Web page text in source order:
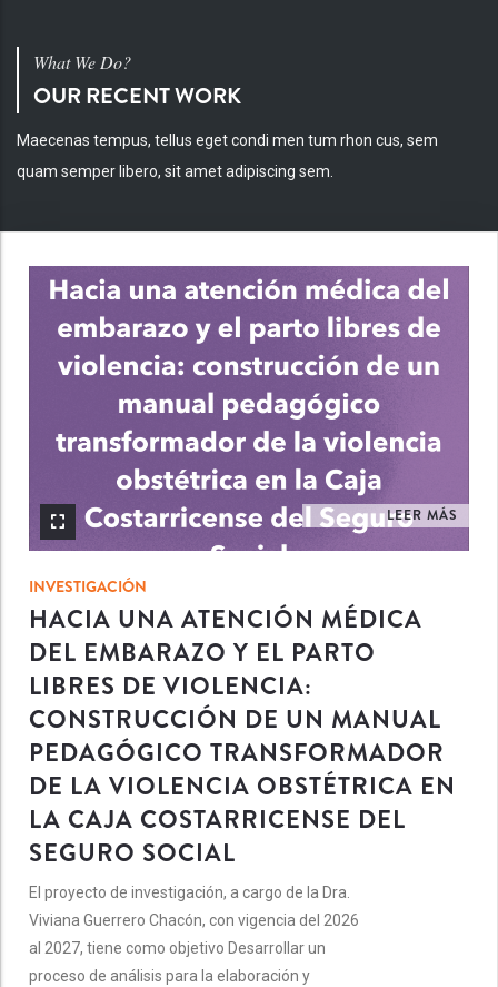
What We Do?
OUR RECENT WORK
Maecenas tempus, tellus eget condi men tum rhon cus, sem
quam semper libero, sit amet adipiscing sem.
LEER MÁS
INVESTIGACIÓN
HACIA UNA ATENCIÓN MÉDICA
DEL EMBARAZO Y EL PARTO
LIBRES DE VIOLENCIA:
CONSTRUCCIÓN DE UN MANUAL
PEDAGÓGICO TRANSFORMADOR
DE LA VIOLENCIA OBSTÉTRICA EN
LA CAJA COSTARRICENSE DEL
SEGURO SOCIAL
El proyecto de investigación, a cargo de la Dra.
Viviana Guerrero Chacón, con vigencia del 2026
al 2027, tiene como objetivo Desarrollar un
proceso de análisis para la elaboración y